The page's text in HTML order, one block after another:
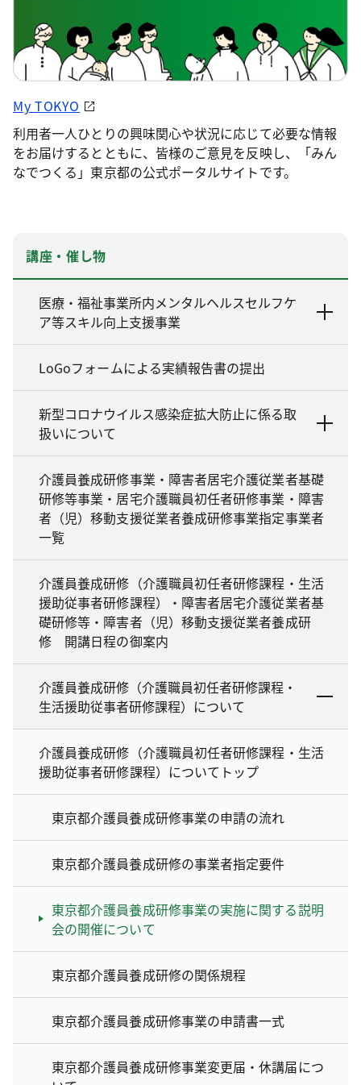
My TOKYO
利用者一人ひとりの興味関心や状況に応じて必要な情報
をお届けするとともに、皆様のご意見を反映し、「みん
なでつくる」東京都の公式ポータルサイトです。
講座・催し物
医療・福祉事業所内メンタルヘルスセルフケ
ア等スキル向上支援事業
LoGoフォームによる実績報告書の提出
新型コロナウイルス感染症拡大防止に係る取
扱いについて
介護員養成研修事業・障害者居宅介護従業者基礎
研修等事業・居宅介護職員初任者研修事業・障害
者（児）移動支援従業者養成研修事業指定事業者
一覧
介護員養成研修（介護職員初任者研修課程・生活
援助従事者研修課程）・障害者居宅介護従業者基
礎研修等・障害者（児）移動支援従業者養成研
修 開講日程の御案内
介護員養成研修（介護職員初任者研修課程・
生活援助従事者研修課程）について
介護員養成研修（介護職員初任者研修課程・生活
援助従事者研修課程）についてトップ
東京都介護員養成研修事業の申請の流れ
東京都介護員養成研修の事業者指定要件
東京都介護員養成研修事業の実施に関する説明
会の開催について
東京都介護員養成研修の関係規程
東京都介護員養成研修事業の申請書一式
東京都介護員養成研修事業変更届・休講届につ